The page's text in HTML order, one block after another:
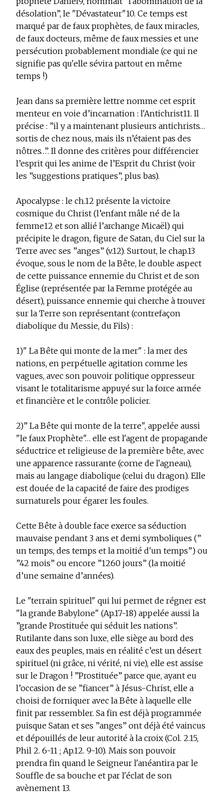
désolation”, le "Dévastateur"10. Ce temps est
marqué par de faux prophètes, de faux miracles,
de faux docteurs, même de faux messies et une
persécution probablement mondiale (ce qui ne
signifie pas qu'elle sévira partout en même
temps !)
Jean dans sa première lettre nomme cet esprit
menteur en voie d’incarnation : l'Antichrist11. Il
précise : ”il y a maintenant plusieurs antichrists…
sortis de chez nous, mais ils n’étaient pas des
nôtres…”. Il donne des critères pour différencier
l’esprit qui les anime de l’Esprit du Christ (voir
les ”suggestions pratiques”, plus bas).
Apocalypse : le ch.12 présente la victoire
cosmique du Christ (l’enfant mâle né de la
femme12 et son allié l’archange Micaël) qui
précipite le dragon, figure de Satan, du Ciel sur la
Terre avec ses ”anges” (v.12). Surtout, le chap.13
évoque, sous le nom de la Bête, le double aspect
de cette puissance ennemie du Christ et de son
Église (représentée par la Femme protégée au
désert), puissance ennemie qui cherche à trouver
sur la Terre son représentant (contrefaçon
diabolique du Messie, du Fils) :
1)" La Bête qui monte de la mer" : la mer des
nations, en perpétuelle agitation comme les
vagues, avec son pouvoir politique oppresseur
visant le totalitarisme appuyé sur la force armée
et financière et le contrôle policier.
2)” La Bête qui monte de la terre", appelée aussi
"le faux Prophète"… elle est l'agent de propagande
séductrice et religieuse de la première bête, avec
une apparence rassurante (corne de l'agneau),
mais au langage diabolique (celui du dragon). Elle
est douée de la capacité de faire des prodiges
surnaturels pour égarer les foules.
Cette Bête à double face exerce sa séduction
mauvaise pendant 3 ans et demi symboliques (”
un temps, des temps et la moitié d'un temps”) ou
”42 mois” ou encore ”1260 jours” (la moitié
d’une semaine d’années).
Le "terrain spirituel" qui lui permet de régner est
"la grande Babylone" (Ap.17-18) appelée aussi la
”grande Prostituée qui séduit les nations”.
Rutilante dans son luxe, elle siège au bord des
eaux des peuples, mais en réalité c’est un désert
spirituel (ni grâce, ni vérité, ni vie), elle est assise
sur le Dragon ! ”Prostituée” parce que, ayant eu
l’occasion de se ”fiancer” à Jésus-Christ, elle a
choisi de forniquer avec la Bête à laquelle elle
finit par ressembler. Sa fin est déjà programmée
puisque Satan et ses ”anges” ont déjà été vaincus
et dépouillés de leur autorité à la croix (Col. 2.15,
Phil 2. 6-11 ; Ap.12. 9-10). Mais son pouvoir
prendra fin quand le Seigneur l'anéantira par le
Souffle de sa bouche et par l'éclat de son
avènement 13.